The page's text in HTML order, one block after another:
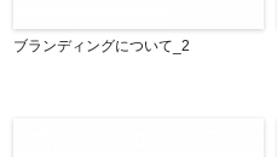
ブランディングについて_2